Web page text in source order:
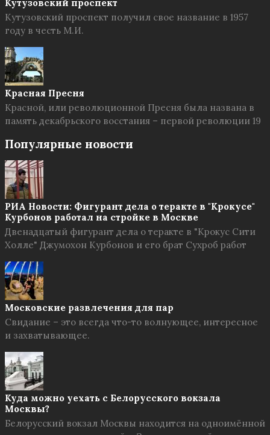
Кутузовский проспект
Кутузовский проспект получил свое название в 1957
году в честь М.И.
Красная Пресня
Красной, или революционной Пресня была названа в
память декабрьского восстания – первой революции 19
Популярные новости
РИА Новости: Фигурант дела о теракте в "Крокусе"
Курбонов работал на стройке в Москве
Двенадцатый фигурант дела о теракте в "Крокус Сити
Холле" Джумохон Курбонов и его брат Сухроб работ
Московские развлечения для пар
Свидание – это всегда что-то волнующее, интересное
и захватывающее.
Куда можно уехать с Белорусского вокзала
Москвы?
Белорусский вокзал Москвы находится на одноимённой